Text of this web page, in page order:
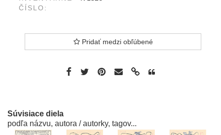
ČÍSLO:
Pridať medzi obľúbené
Súvisiace diela
podľa názvu, autora / autorky, tagov...